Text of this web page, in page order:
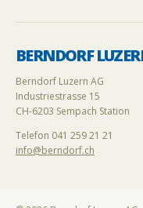
BERNDORF
Berndorf Luzern AG
Industriestrasse 15
CH-6203 Sempach Station
Telefon 041 259 21 21
info@berndorf.ch